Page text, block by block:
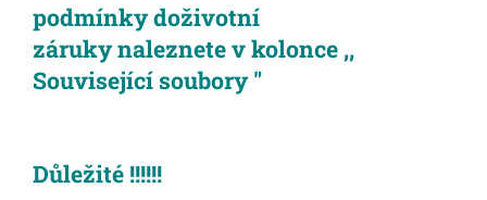
podmínky doživotní
zárukynaleznete v kolonce ,,
Související soubory "
Důležité !!!!!!